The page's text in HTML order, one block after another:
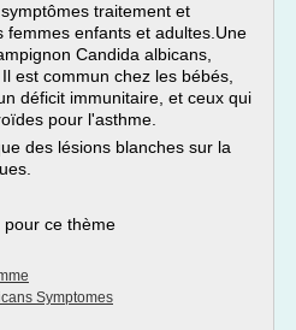
traitement et
femmes enfants et adultes.Une
Candida albicans,
est commun chez les bébés,
déficit immunitaire, et ceux qui
pour l'asthme.
des lésions blanches sur la
pour ce thème
Symptomes